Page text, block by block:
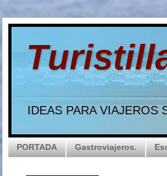
IDEAS PARA VIAJEROS
PORTADA Gastroviajeros.